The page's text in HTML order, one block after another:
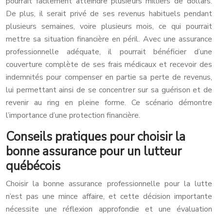
De plus, il serait privé de ses revenus habituels pendant
plusieurs semaines, voire plusieurs mois, ce qui pourrait
mettre sa situation financière en péril. Avec une assurance
professionnelle adéquate, il pourrait bénéficier d’une
couverture complète de ses frais médicaux et recevoir des
indemnités pour compenser en partie sa perte de revenus,
lui permettant ainsi de se concentrer sur sa guérison et de
revenir au ring en pleine forme. Ce scénario démontre
l’importance d’une protection financière.
Conseils pratiques pour choisir la
bonne assurance pour un lutteur
québécois
Choisir la bonne assurance professionnelle pour la lutte
n’est pas une mince affaire, et cette décision importante
nécessite une réflexion approfondie et une évaluation